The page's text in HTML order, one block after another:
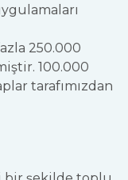
250.000
100.000
tarafımızdan